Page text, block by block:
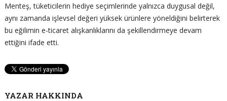
Menteş, tüketicilerin hediye seçimlerinde yalnızca duygusal değil,
aynı zamanda işlevsel değeri yüksek ürünlere yöneldiğini belirterek
bu eğilimin e-ticaret alışkanlıklarını da şekillendirmeye devam
ettiğini ifade etti.
YAZAR HAKKINDA